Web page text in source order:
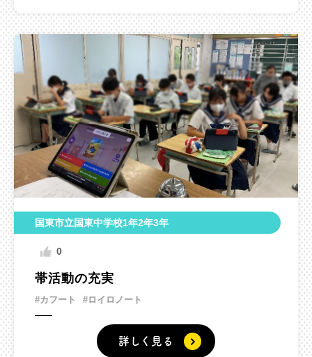
国東市立国東中学校1年2年3年
0
帯活動の充実
#カフート #ロイロノート
詳しく見る